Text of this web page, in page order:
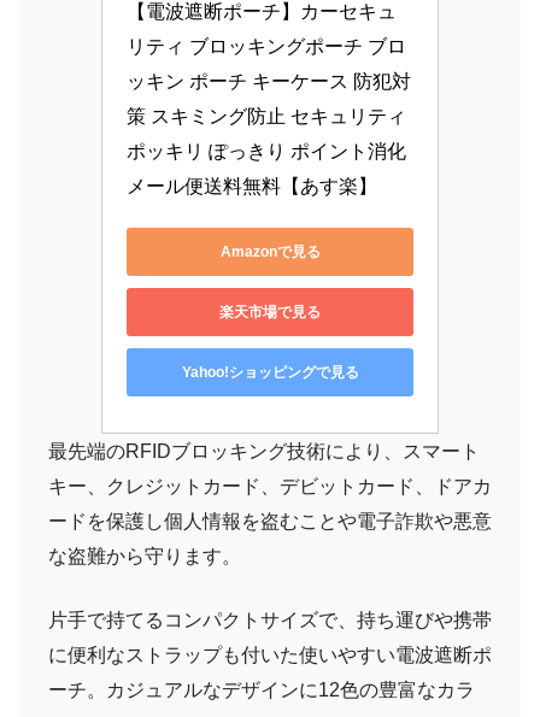
【電波遮断ポーチ】カーセキュ
リティ ブロッキングポーチ ブロ
ッキン ポーチ キーケース 防犯対
策 スキミング防止 セキュリティ
ポッキリ ぽっきり ポイント消化
メール便送料無料【あす楽】
Amazonで見る
楽天市場で見る
Yahoo!ショッピングで見る
最先端のRFIDブロッキング技術により、スマート
キー、クレジットカード、デビットカード、ドアカ
ードを保護し個人情報を盗むことや電子詐欺や悪意
な盗難から守ります。
片手で持てるコンパクトサイズで、持ち運びや携帯
に便利なストラップも付いた使いやすい電波遮断ポ
ーチ。カジュアルなデザインに12色の豊富なカラ